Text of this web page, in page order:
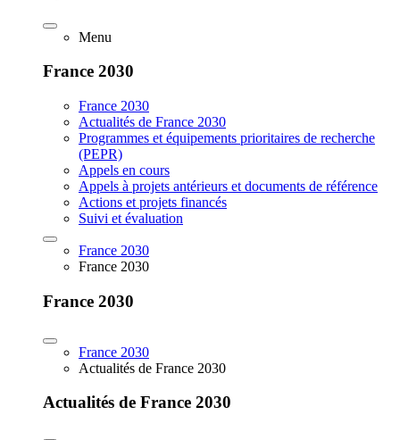
Menu
France 2030
France 2030
Actualités de France 2030
Programmes et équipements prioritaires de recherche
(PEPR)
Appels en cours
Appels à projets antérieurs et documents de référence
Actions et projets financés
Suivi et évaluation
France 2030
France 2030
France 2030
France 2030
Actualités de France 2030
Actualités de France 2030